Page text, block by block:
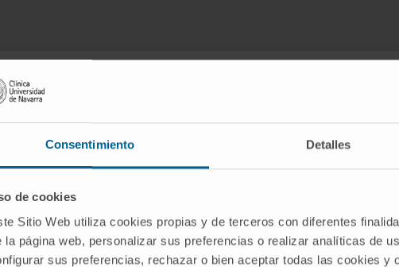
Consentimiento Detalles
de cookies
Sitio Web utiliza cookies propias y de terceros con diferentes
la página web, personalizar sus preferencias o realizar analíticas de
sus preferencias, rechazar o bien aceptar todas las cookies y
son las causas del
con este hábito, generalmente soportan altos
estrés y la intensidad del bruxismo depende del
en cada momento.
Pero el